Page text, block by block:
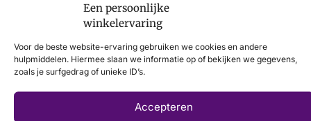
Een persoonlijke
winkelervaring
Voor de beste website-ervaring gebruiken we cookies en andere
hulpmiddelen. Hiermee slaan we informatie op of bekijken we gegevens,
zoals je surfgedrag of unieke ID’s.
Accepteren
Artikelnummer
Solidus
214,95
Solidus